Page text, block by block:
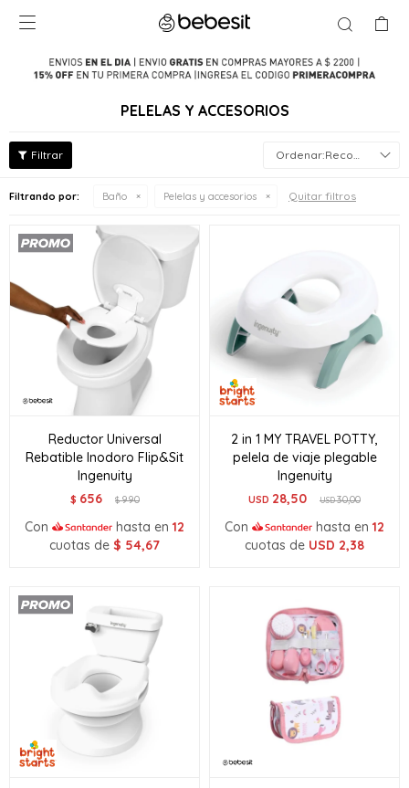

PELELAS Y ACCESORIOS
Recomendados
Filtrando por: Baño Pelelas y accesorios Quitar filtros
Reductor Universal
Rebatible Inodoro Flip&Sit
Ingenuity
$ 656 $990
Con hasta en 12
cuotas de $ 54,67
2 in 1 MY TRAVEL POTTY,
pelela de viaje plegable
Ingenuity
USD 28,50 USD30,00
Con hasta en 12
cuotas de USD 2,38